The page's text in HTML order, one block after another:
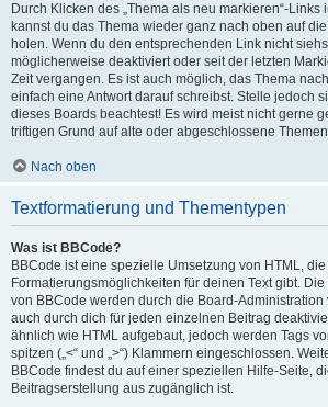
Durch Klicken des „Thema als neu markieren“-Links
kannst du das Thema wieder ganz nach oben auf
holen. Wenn du den entsprechenden Link nicht
möglicherweise deaktiviert oder seit der letzten
Zeit vergangen. Es ist auch möglich, das Thema
einfach eine Antwort darauf schreibst. Stelle jedoch
dieses Boards beachtest! Es wird meist nicht gerne
triftigen Grund auf alte oder abgeschlossene
Nach oben
Textformatierung und Thementypen
Was ist BBCode?
BBCode ist eine spezielle Umsetzung von HTML,
Formatierungsmöglichkeiten für deinen Text gibt.
von BBCode werden durch die Board-
auch durch dich für jeden einzelnen Beitrag
ähnlich wie HTML aufgebaut, jedoch werden Tags
spitzen („<“ und „>“) Klammern eingeschlossen.
BBCode findest du auf einer speziellen Hilfe-Seite,
Beitragserstellung aus zugänglich ist.